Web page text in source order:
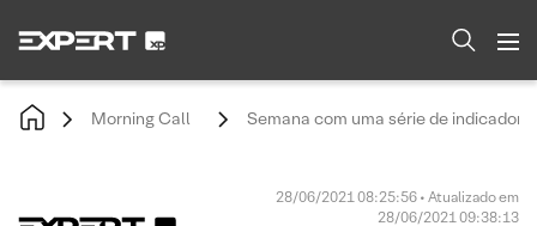
Morning Call Semana com uma série de
28/06/2021 08:25:56 • Atualizado em
28/06/2021 09:38:13